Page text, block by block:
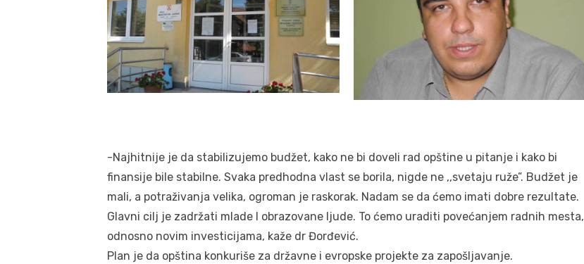
-Najhitnije je da stabilizujemo budžet, kako ne bi doveli rad opštine u pitanje i kako bi
finansije bile stabilne. Svaka predhodna vlast se borila, nigde ne ,,svetaju ruže”. Budžet je
mali, a potraživanja velika, ogroman je raskorak. Nadam se da ćemo imati dobre rezultate.
Glavni cilj je zadržati mlade I obrazovane ljude. To ćemo uraditi povećanjem radnih mesta,
odnosno novim investicijama, kaže dr Đorđević.
Plan je da opština konkuriše za državne i evropske projekte za zapošljavanje.